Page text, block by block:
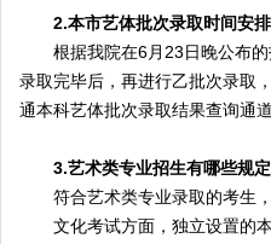
2.本市艺体批次录取时间安
根据我院在6月23日晚公布的
录取完毕后，再进行乙批次录取
通本科艺体批次录取结果查询通道
3.艺术类专业招生有哪些规
符合艺术类专业录取的考生，
文化考试方面，独立设置的本